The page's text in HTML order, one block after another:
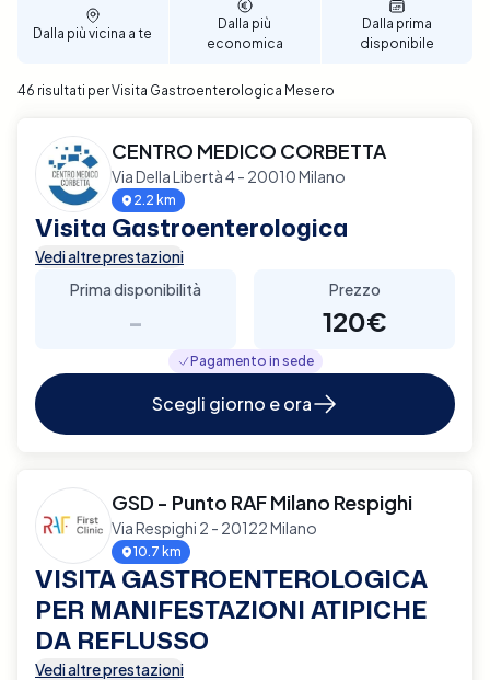
Dalla più vicina a te
Dalla più
economica
Dalla prima
disponibile
46 risultati per Visita Gastroenterologica Mesero
CENTRO MEDICO CORBETTA
Via Della Libertà 4 - 20010 Milano
2.2 km
Visita Gastroenterologica
Vedi altre prestazioni
Prima disponibilità
-
Prezzo
120€
Pagamento in sede
Scegli giorno e ora
GSD - Punto RAF Milano Respighi
Via Respighi 2 - 20122 Milano
10.7 km
VISITA GASTROENTEROLOGICA
PER MANIFESTAZIONI ATIPICHE
DA REFLUSSO
Vedi altre prestazioni